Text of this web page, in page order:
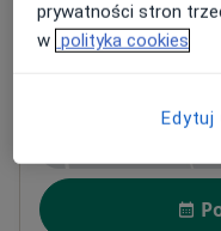
JO-Dent
Czołgistów 31,
Dostępność
prywatności stron
w polityka cookies
Edytuj